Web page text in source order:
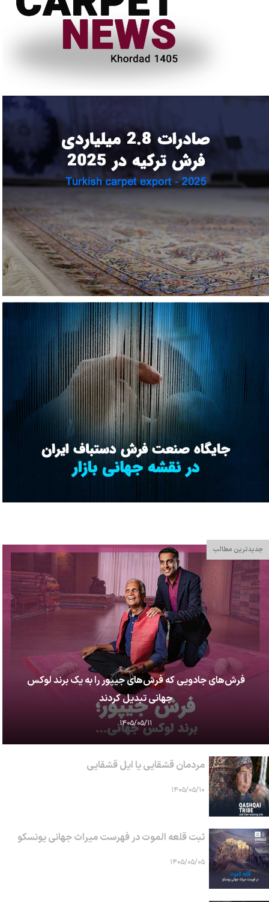
جدیدترین مطالب
فرش‌های جادویی که فرش‌های جیپور را به یک برند لوکس
جهانی تبدیل کردند
۱۴۰۵/۰۵/۱۱
مردمان قشقایی یا ایل قشقایی
۱۴۰۵/۰۵/۱۰
ثبت قلعه الموت در فهرست میراث جهانی یونسکو
۱۴۰۵/۰۵/۰۵